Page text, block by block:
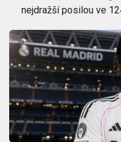
nejdražší posilou ve